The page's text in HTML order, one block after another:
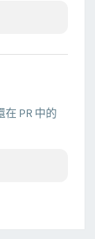
在 PR 中的